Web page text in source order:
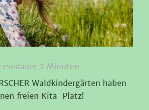
2 Minuten
Waldkindergärten haben
freien Kita-Platz!